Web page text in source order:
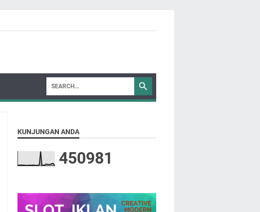
KUNJUNGAN ANDA
450981